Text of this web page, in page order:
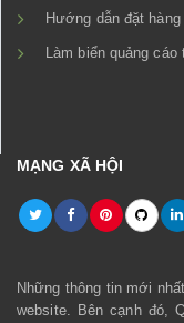
Hướng dẫn đặt hàng
Làm biển quảng cáo
MẠNG XÃ HỘI
Những thông tin mới
website. Bên cạnh đó,